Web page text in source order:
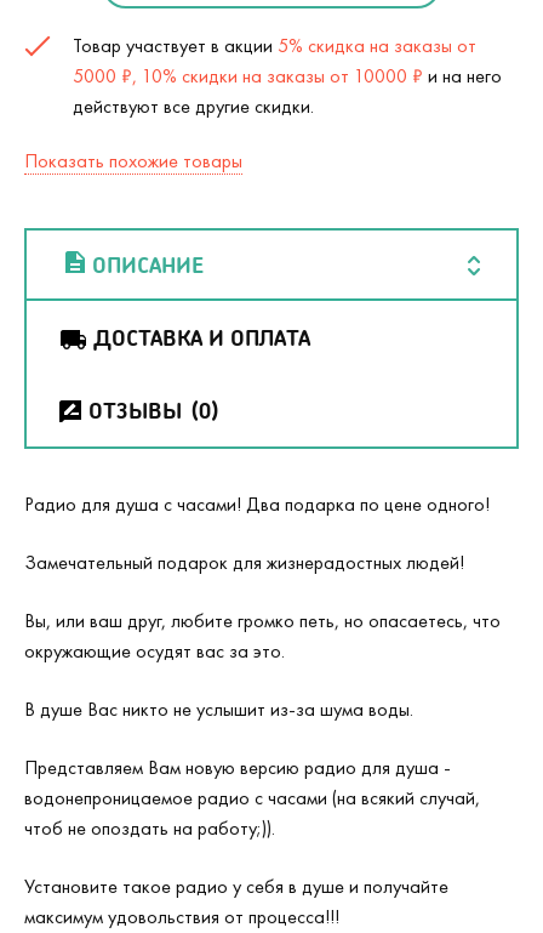
Товар участвует в акции 5% скидка на заказы от
5000 ₽, 10% скидки на заказы от 10000 ₽ и на него
действуют все другие скидки.
Показать похожие товары
ОПИСАНИЕ
ДОСТАВКА И ОПЛАТА
ОТЗЫВЫ (0)
Радио для душа с часами! Два подарка по цене одного!
Замечательный подарок для жизнерадостных людей!
Вы, или ваш друг, любите громко петь, но опасаетесь, что
окружающие осудят вас за это.
В душе Вас никто не услышит из-за шума воды.
Представляем Вам новую версию радио для душа -
водонепроницаемое радио с часами (на всякий случай,
чтоб не опоздать на работу;)).
Установите такое радио у себя в душе и получайте
максимум удовольствия от процесса!!!